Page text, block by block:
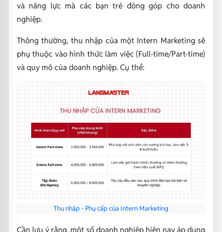
và năng lực mà các bạn trẻ đóng góp cho doanh
nghiệp.
Thông thường, thu nhập của một Intern Marketing sẽ
phụ thuộc vào hình thức làm việc (Full-time/Part-time)
và quy mô của doanh nghiệp. Cụ thể:
Thu nhập - Phụ cấp của Intern Marketing
Cần lưu ý rằng, một số doanh nghiệp hiện nay áp dụng